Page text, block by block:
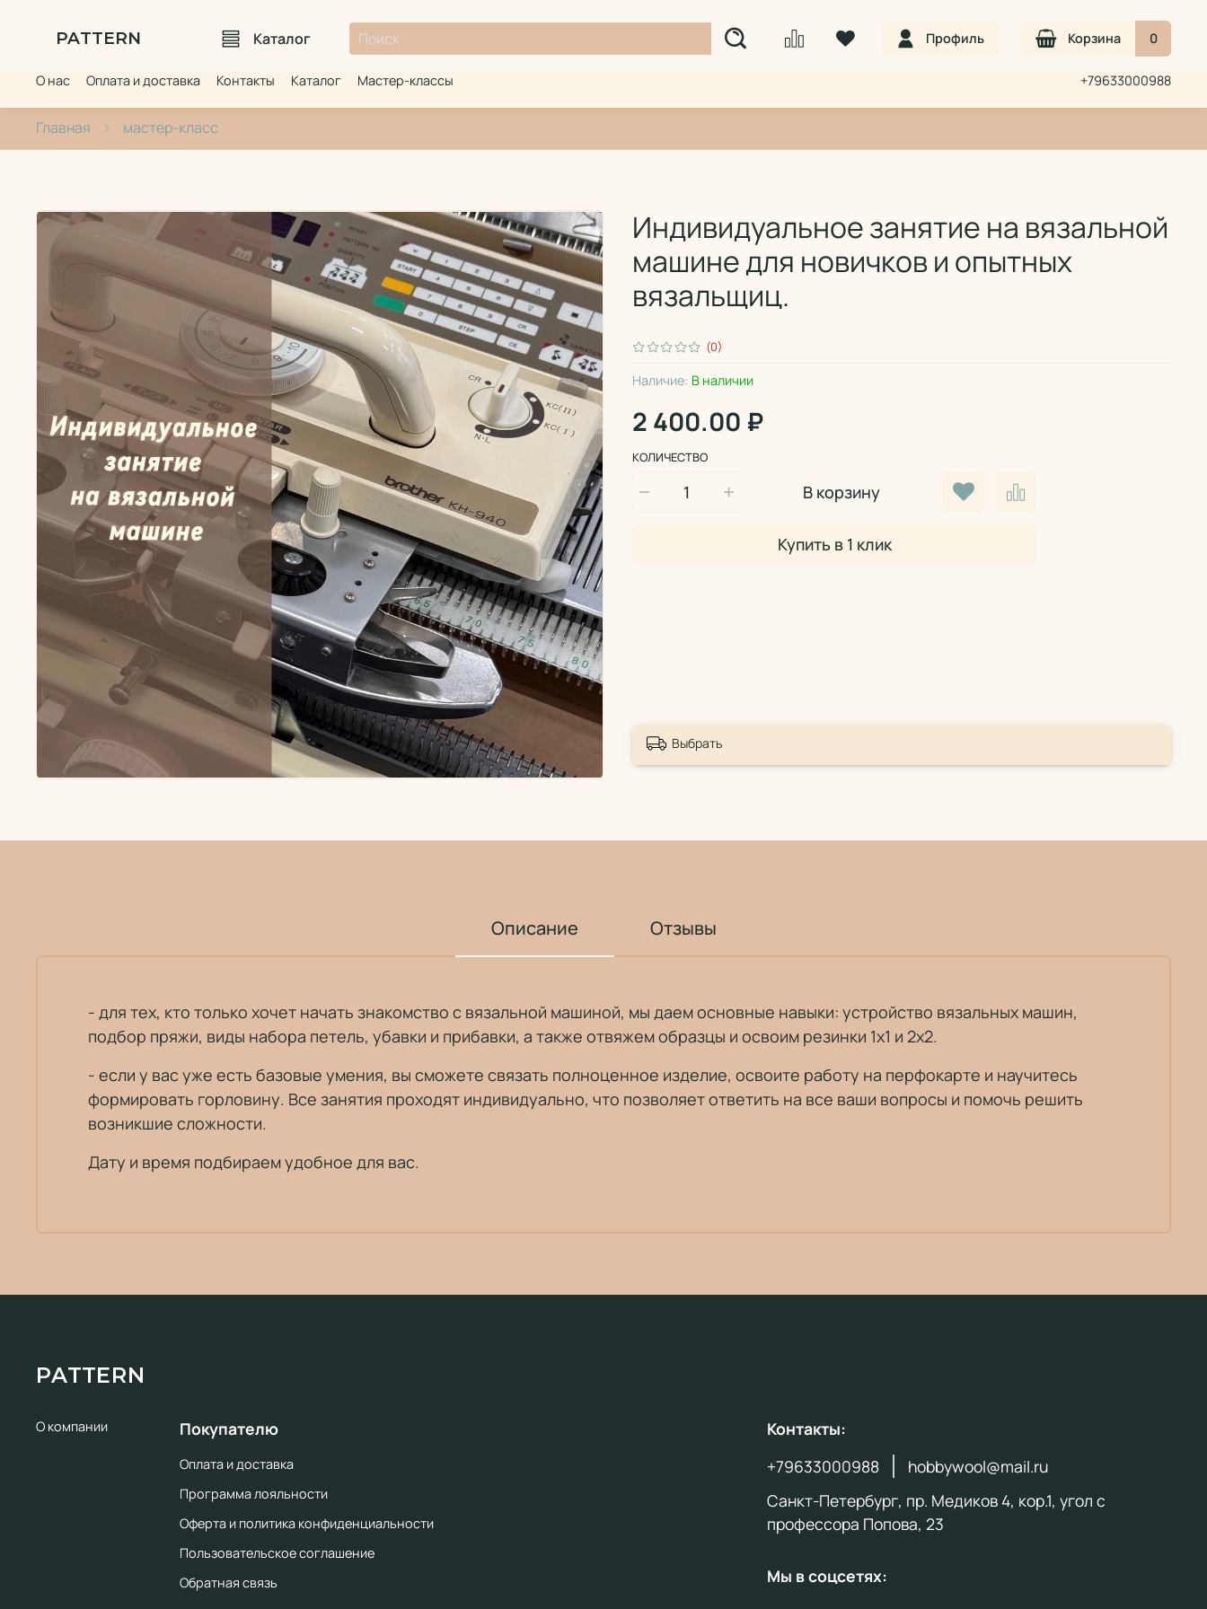
PATTERN Каталог Профиль Корзина 0
О нас Оплата и доставка Контакты Каталог Мастер-классы +79633000988
Главная мастер-класс
(0)
Наличие: В наличии
Индивидуальное занятие на вязальной
машине для новичков и опытных
вязальщиц.
2 400.00 ₽
КОЛИЧЕСТВО
В корзину
Купить в 1 клик
Выбрать
Описание Отзывы
- для тех, кто только хочет начать знакомство с вязальной машиной, мы даем основные навыки: устройство вязальных машин,
подбор пряжи, виды набора петель, убавки и прибавки, а также отвяжем образцы и освоим резинки 1x1 и 2x2.
- если у вас уже есть базовые умения, вы сможете связать полноценное изделие, освоите работу на перфокарте и научитесь
формировать горловину. Все занятия проходят индивидуально, что позволяет ответить на все ваши вопросы и помочь решить
возникшие сложности.
Дату и время подбираем удобное для вас.
PATTERN
О компании Покупателю
Оплата и доставка
Программа лояльности
Оферта и политика конфиденциальности
Пользовательское соглашение
Обратная связь
Контакты:
+79633000988
hobbywool@mail.ru
Санкт-Петербург, пр. Медиков 4, кор.1, угол с
профессора Попова, 23
Мы в соцсетях: